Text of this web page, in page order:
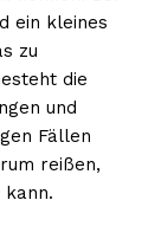
ein kleines
zu
die
und
Fällen
reißen,